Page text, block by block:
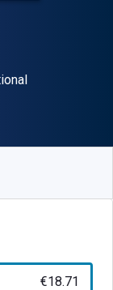
13
€18.71